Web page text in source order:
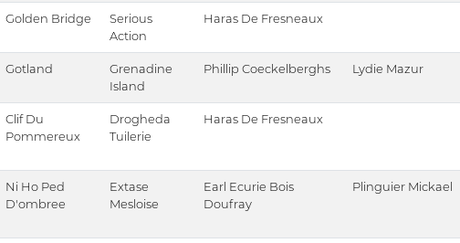
Golden Bridge
Serious
Action
Haras De Fresneaux
Gotland
Grenadine
Island
Phillip Coeckelberghs Lydie Mazur
Clif Du
Pommereux
Drogheda
Tuilerie
Haras De Fresneaux
Ni Ho Ped
D'ombree
Extase
Mesloise
Earl Ecurie Bois
Doufray
Plinguier Mickael